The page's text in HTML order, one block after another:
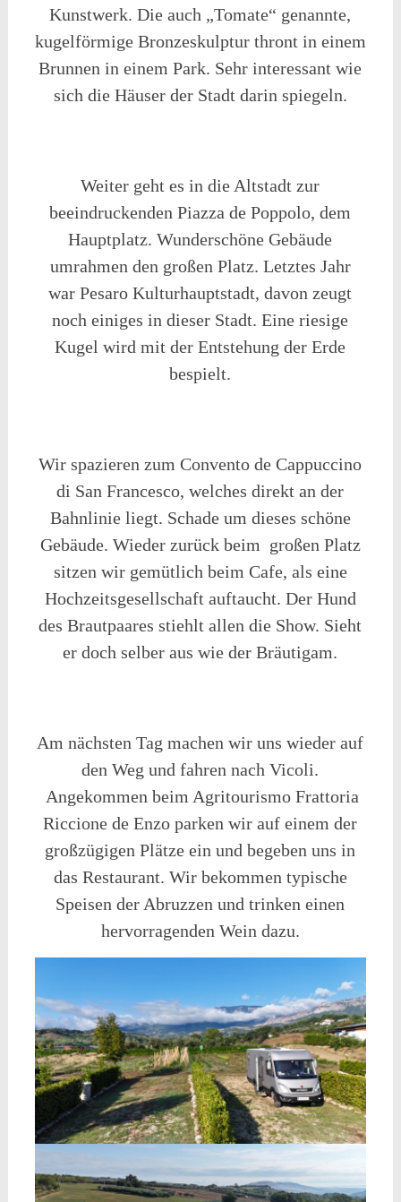
Kunstwerk. Die auch „Tomate“ genannte,
kugelförmige Bronzeskulptur thront in einem
Brunnen in einem Park. Sehr interessant wie
sich die Häuser der Stadt darin spiegeln.
Weiter geht es in die Altstadt zur
beeindruckenden Piazza de Poppolo, dem
Hauptplatz. Wunderschöne Gebäude
umrahmen den großen Platz. Letztes Jahr
war Pesaro Kulturhauptstadt, davon zeugt
noch einiges in dieser Stadt. Eine riesige
Kugel wird mit der Entstehung der Erde
bespielt.
Wir spazieren zum Convento de Cappuccino
di San Francesco, welches direkt an der
Bahnlinie liegt. Schade um dieses schöne
Gebäude. Wieder zurück beim großen Platz
sitzen wir gemütlich beim Cafe, als eine
Hochzeitsgesellschaft auftaucht. Der Hund
des Brautpaares stiehlt allen die Show. Sieht
er doch selber aus wie der Bräutigam.
Am nächsten Tag machen wir uns wieder auf
den Weg und fahren nach Vicoli.
Angekommen beim Agritourismo Frattoria
Riccione de Enzo parken wir auf einem der
großzügigen Plätze ein und begeben uns in
das Restaurant. Wir bekommen typische
Speisen der Abruzzen und trinken einen
hervorragenden Wein dazu.